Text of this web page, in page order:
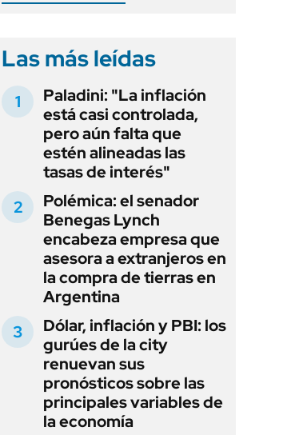
Las más leídas
Paladini: "La inflación
está casi controlada,
pero aún falta que
estén alineadas las
tasas de interés"
Polémica: el senador
Benegas Lynch
encabeza empresa que
asesora a extranjeros en
la compra de tierras en
Argentina
Dólar, inflación y PBI: los
gurúes de la city
renuevan sus
pronósticos sobre las
principales variables de
la economía